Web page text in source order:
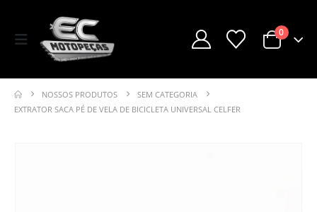
0
NOSSOS PRODUTOS
SEM CATEGORIA
EXTRATOR SACA PÉ DE VELA DE BICICLETA UNIVERSAL CELFER